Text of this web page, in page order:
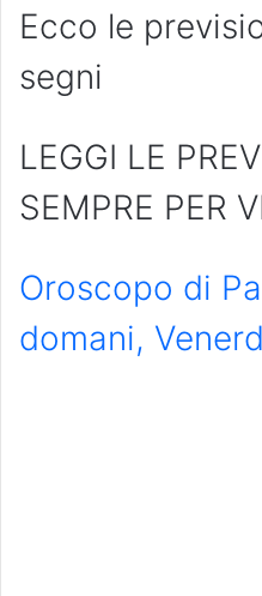
Ecco le
segni
LEGGI LE
SEMPRE PER
Oroscopo di
domani,